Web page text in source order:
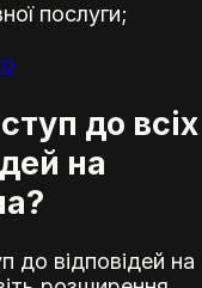
послуги;
до всіх
на
відповідей на